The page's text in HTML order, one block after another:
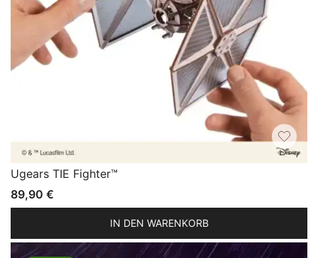
Ugears TIE Fighter™
89,90 €
IN DEN WARENKORB